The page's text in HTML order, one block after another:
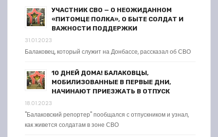
УЧАСТНИК СВО — О НЕОЖИДАННОМ
«ПИТОМЦЕ ПОЛКА», О БЫТЕ СОЛДАТ И
ВАЖНОСТИ ПОДДЕРЖКИ
31.01.2023
Балаковец, который служит на Донбассе, рассказал об СВО
10 ДНЕЙ ДОМА! БАЛАКОВЦЫ,
МОБИЛИЗОВАННЫЕ В ПЕРВЫЕ ДНИ,
НАЧИНАЮТ ПРИЕЗЖАТЬ В ОТПУСК
18.01.2023
"Балаковский репортер" пообщался с отпускником и узнал,
как живется солдатам в зоне СВО